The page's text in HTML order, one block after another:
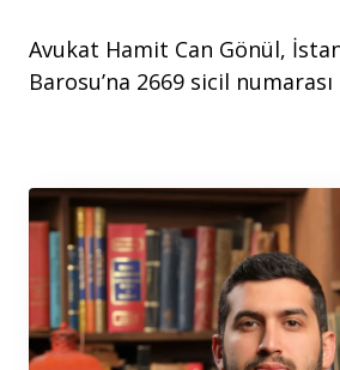
Avukat Hamit Can Gönül,
Barosu’na 2669 sicil numarası